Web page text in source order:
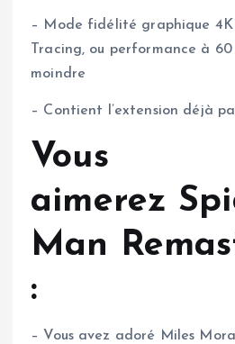
– Mode fidélité graphique 4K
Tracing, ou performance à
moindre
– Contient l’extension déjà
Vous
aimerez
Man
:
– Vous avez adoré Miles